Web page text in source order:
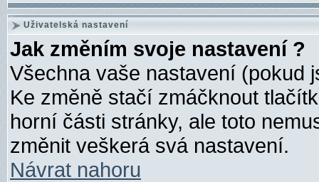
Uživatelská nastavení
Jak změním svoje nastavení ?
Všechna vaše nastavení (pokud
Ke změně stačí zmáčknout
horní části stránky, ale toto
změnit veškerá svá nastavení.
Návrat nahoru